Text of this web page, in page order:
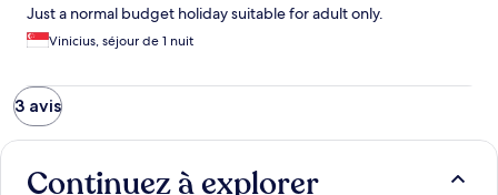
Just a normal budget holiday suitable for adult only.
Vinicius, séjour de 1 nuit
3 avis
Continuez à explorer